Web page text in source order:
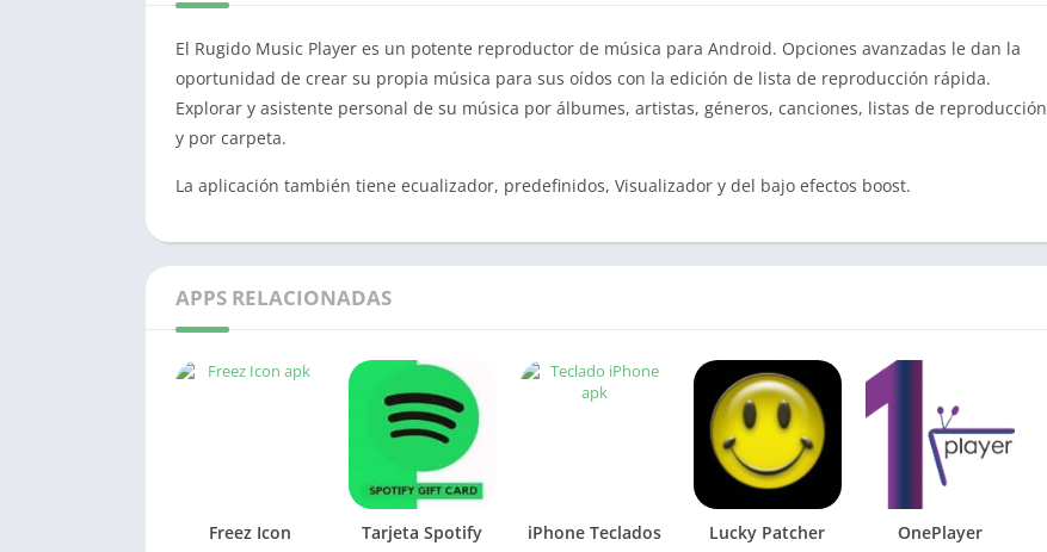
El Rugido Music Player es un potente reproductor de música para Android. Opciones avanzadas le dan la
oportunidad de crear su propia música para sus oídos con la edición de lista de reproducción rápida.
Explorar y asistente personal de su música por álbumes, artistas, géneros, canciones, listas de reproducción
y por carpeta.
La aplicación también tiene ecualizador, predefinidos, Visualizador y del bajo efectos boost.
APPS RELACIONADAS
Freez Icon Tarjeta Spotify iPhone Teclados Lucky Patcher OnePlayer